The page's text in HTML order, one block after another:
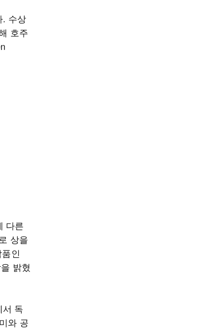
. 수상
호주
다른
상을
인
밝혔
독
와 공